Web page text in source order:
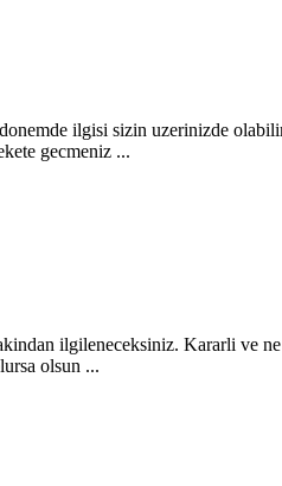
ilgisi sizin uzerinizde
gecmeniz ...
ilgileneceksiniz. Kararli ve
olsun ...